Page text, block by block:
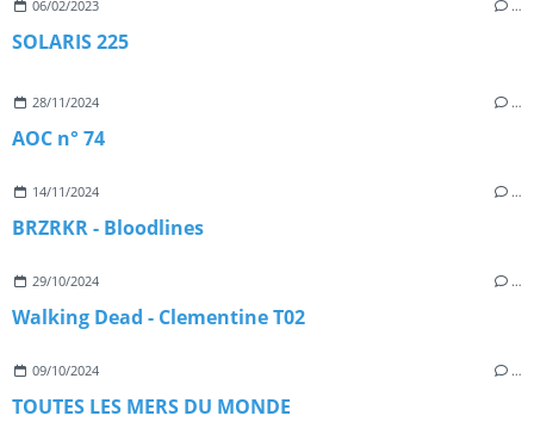
06/02/2023 …
SOLARIS 225
28/11/2024 …
AOC n° 74
14/11/2024 …
BRZRKR - Bloodlines
29/10/2024 …
Walking Dead - Clementine T02
09/10/2024 …
TOUTES LES MERS DU MONDE